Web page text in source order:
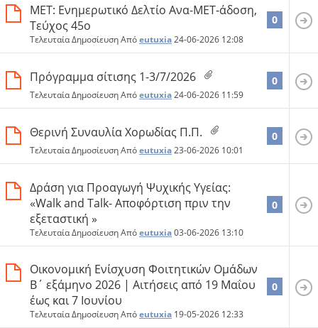
ΜΕΤ: Ενημερωτικό Δελτίο Ανα-ΜΕΤ-άδοση,
Τεύχος 45ο
Τελευταία Δημοσίευση Απόeutuxia24-06-2026 12:08
0
Πρόγραμμα σίτισης 1-3/7/2026
Τελευταία Δημοσίευση Απόeutuxia24-06-2026 11:59
0
Θερινή Συναυλία Χορωδίας Π.Π.
Τελευταία Δημοσίευση Απόeutuxia23-06-2026 10:01
0
Δράση για Προαγωγή Ψυχικής Υγείας:
«Walk and Talk- Αποφόρτιση πριν την
εξεταστική »
Τελευταία Δημοσίευση Απόeutuxia03-06-2026 13:10
0
Οικονομική Ενίσχυση Φοιτητικών Ομάδων
Β΄ εξάμηνο 2026 | Aιτήσεις από 19 Μαΐου
έως και 7 Ιουνίου
Τελευταία Δημοσίευση Απόeutuxia 19-05-2026 12:33
0